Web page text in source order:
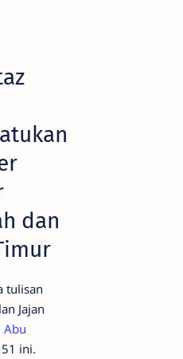
dan
tulisan
Jajan
Abu
ini.